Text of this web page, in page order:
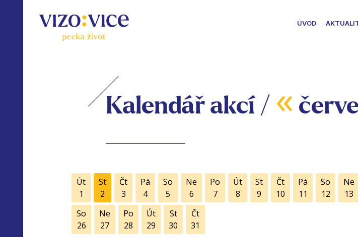
ÚVOD
Kalendář akcí / «
Út
1
St
2
Čt
3
Pá
4
So
5
Ne
6
Po
7
Út
8
St
9
Čt
10
Pá
11
So
12
Ne
13
So
26
Ne
27
Po
28
Út
29
St
30
Čt
31